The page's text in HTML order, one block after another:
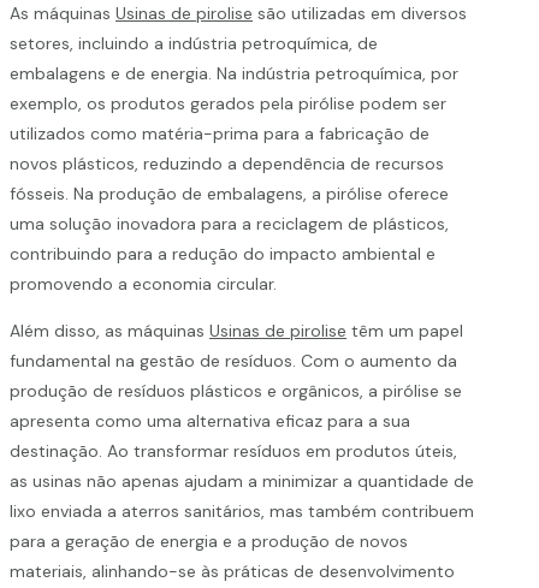
As máquinas Usinas de pirolise são utilizadas em diversos
setores, incluindo a indústria petroquímica, de
embalagens e de energia. Na indústria petroquímica, por
exemplo, os produtos gerados pela pirólise podem ser
utilizados como matéria-prima para a fabricação de
novos plásticos, reduzindo a dependência de recursos
fósseis. Na produção de embalagens, a pirólise oferece
uma solução inovadora para a reciclagem de plásticos,
contribuindo para a redução do impacto ambiental e
promovendo a economia circular.
Além disso, as máquinas Usinas de pirolise têm um papel
fundamental na gestão de resíduos. Com o aumento da
produção de resíduos plásticos e orgânicos, a pirólise se
apresenta como uma alternativa eficaz para a sua
destinação. Ao transformar resíduos em produtos úteis,
as usinas não apenas ajudam a minimizar a quantidade de
lixo enviada a aterros sanitários, mas também contribuem
para a geração de energia e a produção de novos
materiais, alinhando-se às práticas de desenvolvimento